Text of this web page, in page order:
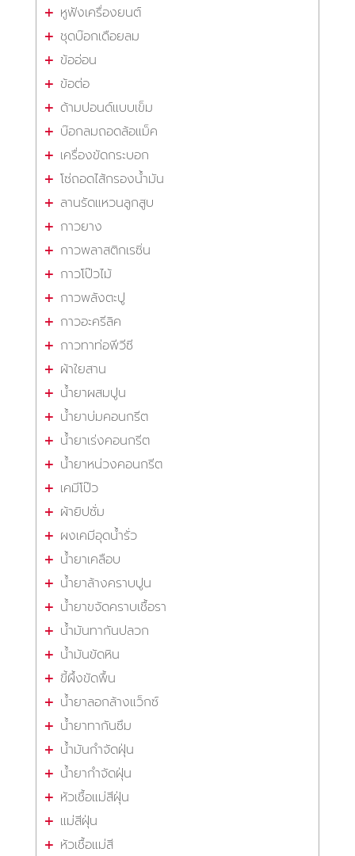
หูฟังเครื่องยนต์
ชุดบ๊อกเดือยลม
ข้ออ่อน
ข้อต่อ
ด้ามปอนด์แบบเข็ม
บ๊อกลมถอดล้อแม็ค
เครื่องขัดกระบอก
โซ่ถอดไส้กรองน้ำมัน
ลานรัดแหวนลูกสูบ
กาวยาง
กาวพลาสติกเรซิ่น
กาวโป๊วไม้
กาวพลังตะปู
กาวอะครีลิค
กาวทาท่อพีวีซี
ผ้าใยสาน
น้ำยาผสมปูน
น้ำยาบ่มคอนกรีต
น้ำยาเร่งคอนกรีต
น้ำยาหน่วงคอนกรีต
เคมีโป๊ว
ผ้ายิปซั่ม
ผงเคมีอุดน้ำรั่ว
น้ำยาเคลือบ
น้ำยาล้างคราบปูน
น้ำยาขจัดคราบเชื้อรา
น้ำมันทากันปลวก
น้ำมันขัดหิน
ขี้ผึ้งขัดพื้น
น้ำยาลอกล้างแว็กซ์
น้ำยาทากันซึม
น้ำมันกำจัดฝุ่น
น้ำยากำจัดฝุ่น
หัวเชื้อแม่สีฝุ่น
แม่สีฝุ่น
หัวเชื้อแม่สี